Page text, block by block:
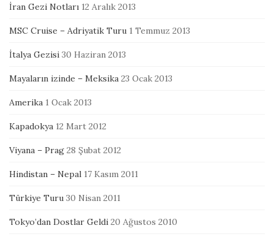
İran Gezi Notları 12 Aralık 2013
MSC Cruise – Adriyatik Turu 1 Temmuz 2013
İtalya Gezisi 30 Haziran 2013
Mayaların izinde – Meksika 23 Ocak 2013
Amerika 1 Ocak 2013
Kapadokya 12 Mart 2012
Viyana – Prag 28 Şubat 2012
Hindistan – Nepal 17 Kasım 2011
Türkiye Turu 30 Nisan 2011
Tokyo’dan Dostlar Geldi 20 Ağustos 2010